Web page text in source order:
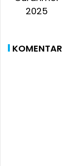
KOMENTAR